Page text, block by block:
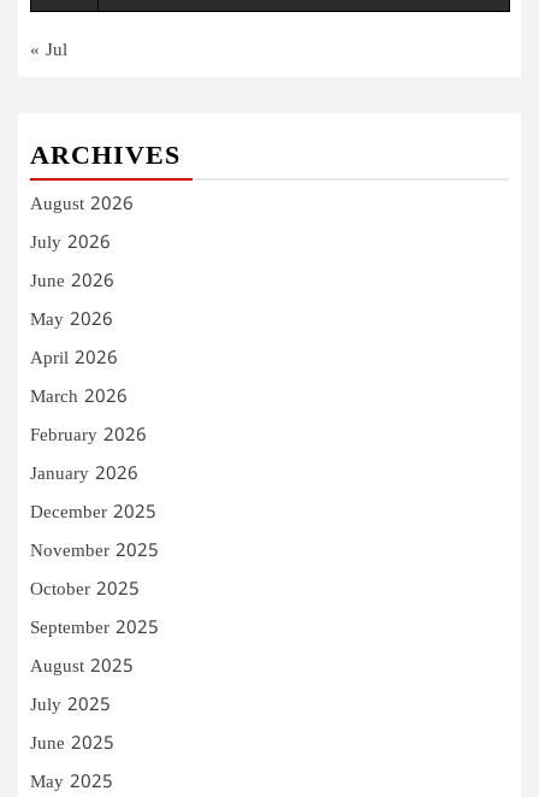
« Jul
ARCHIVES
August 2026
July 2026
June 2026
May 2026
April 2026
March 2026
February 2026
January 2026
December 2025
November 2025
October 2025
September 2025
August 2025
July 2025
June 2025
May 2025